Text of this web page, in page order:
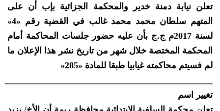
تعلن نيابة دمنة خدير والمحكمة الجزائية بإب أن على
المتهم سلطان محمد محمد غالب في القضية رقم «4»
لسنة 2017م ج.ج بأن عليه حضور جلسات المحاكمة أمام
المحكمة المختصة خلال شهر من تاريخ نشر هذا الإعلان ما
لم فسيتم محاكمته غيابيا طبقا للمادة «285»
تغيير اسم